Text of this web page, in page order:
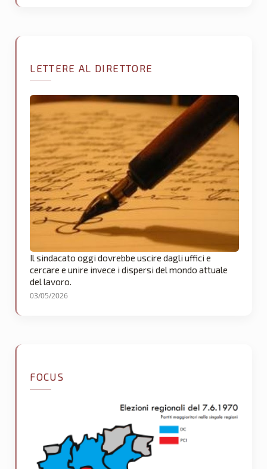
LETTERE AL DIRETTORE
Il sindacato oggi dovrebbe uscire dagli uffici e
cercare e unire invece i dispersi del mondo attuale
del lavoro.
03/05/2026
FOCUS